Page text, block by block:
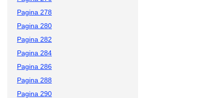
Pagina 278
Pagina 280
Pagina 282
Pagina 284
Pagina 286
Pagina 288
Pagina 290